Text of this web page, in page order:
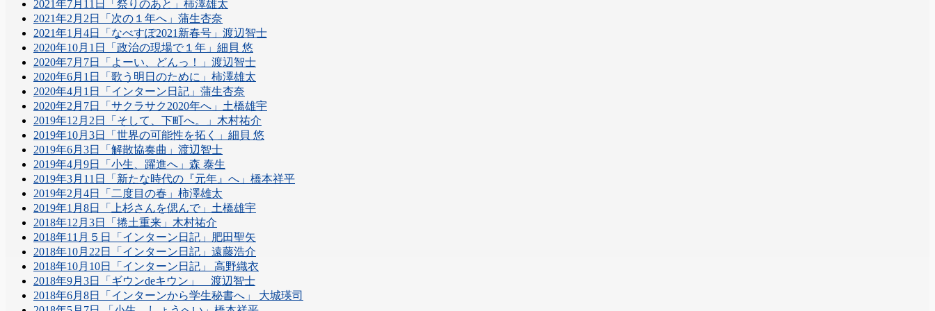
2021年7月11日「祭りのあと」柿澤雄太
2021年2月2日「次の１年へ」蒲生杏奈
2021年1月4日「なべすぽ2021新春号」渡辺智士
2020年10月1日「政治の現場で１年」細貝 悠
2020年7月7日「よーい、どんっ！」渡辺智士
2020年6月1日「歌う明日のために」柿澤雄太
2020年4月1日「インターン日記」蒲生杏奈
2020年2月7日「サクラサク2020年へ」土橋雄宇
2019年12月2日「そして、下町へ。」木村祐介
2019年10月3日「世界の可能性を拓く」細貝 悠
2019年6月3日「解散協奏曲」渡辺智士
2019年4月9日「小生、躍進へ」森 泰生
2019年3月11日「新たな時代の『元年』へ」橋本祥平
2019年2月4日「二度目の春」柿澤雄太
2019年1月8日「上杉さんを偲んで」土橋雄宇
2018年12月3日「捲土重来」木村祐介
2018年11月５日「インターン日記」肥田聖矢
2018年10月22日「インターン日記」遠藤浩介
2018年10月10日「インターン日記」 高野織衣
2018年9月3日「ギウンdeキウン」 渡辺智士
2018年6月8日「インターンから学生秘書へ」 大城瑛司